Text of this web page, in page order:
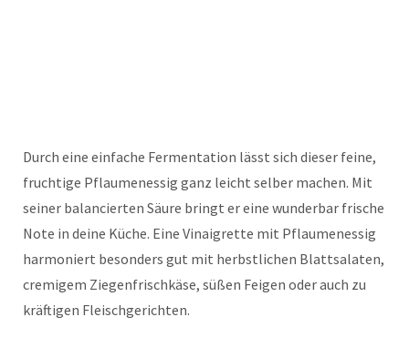
Durch eine einfache Fermentation lässt sich dieser feine,
fruchtige Pflaumenessig ganz leicht selber machen. Mit
seiner balancierten Säure bringt er eine wunderbar frische
Note in deine Küche. Eine Vinaigrette mit Pflaumenessig
harmoniert besonders gut mit herbstlichen Blattsalaten,
cremigem Ziegenfrischkäse, süßen Feigen oder auch zu
kräftigen Fleischgerichten.